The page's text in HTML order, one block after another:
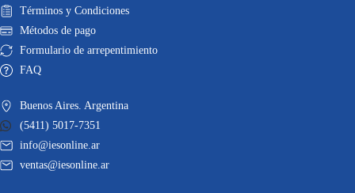
Términos y Condiciones
Métodos de pago
Formulario de arrepentimiento
FAQ
Buenos Aires. Argentina
(5411) 5017-7351
info@iesonline.ar
ventas@iesonline.ar